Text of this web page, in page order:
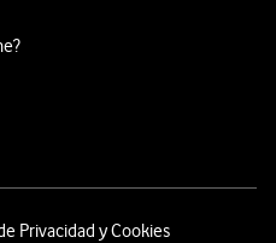
Privacidad y Cookies